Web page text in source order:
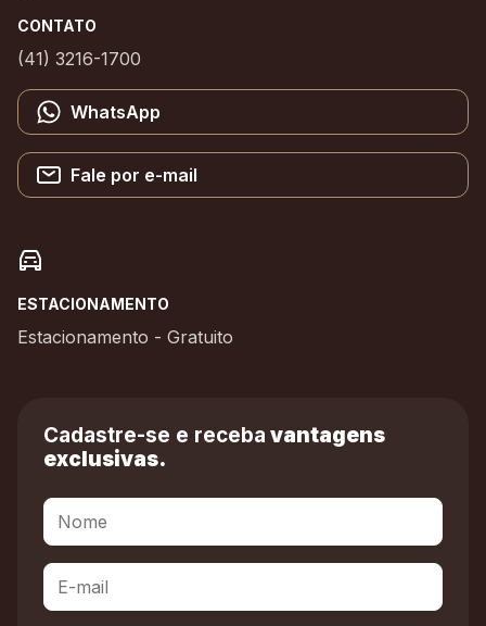
CONTATO
(41) 3216-1700
WhatsApp
Fale por e-mail
ESTACIONAMENTO
Estacionamento - Gratuito
Cadastre-se e receba vantagens
exclusivas.